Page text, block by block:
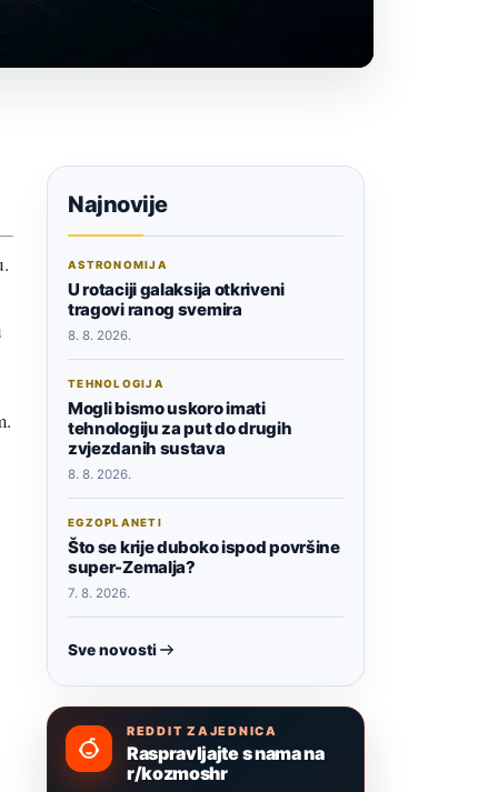
Najnovije
ASTRONOMIJA
U rotaciji galaksija otkriveni
tragovi ranog svemira
8. 8. 2026.
TEHNOLOGIJA
Mogli bismo uskoro imati
tehnologiju za put do drugih
zvjezdanih sustava
8. 8. 2026.
EGZOPLANETI
Što se krije duboko ispod površine
super-Zemalja?
7. 8. 2026.
Sve novosti
REDDIT ZAJEDNICA
Raspravljajte s nama na
r/kozmoshr